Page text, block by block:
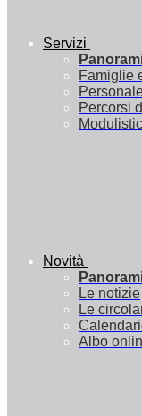
Servizi
Famiglie
Percorsi
Novità
Le notizie
Le
Albo